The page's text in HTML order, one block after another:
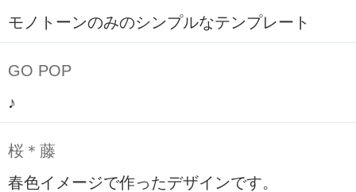
モノトーンのみのシンプルなテンプレート
GO POP
♪
桜＊藤
春色イメージで作ったデザインです。